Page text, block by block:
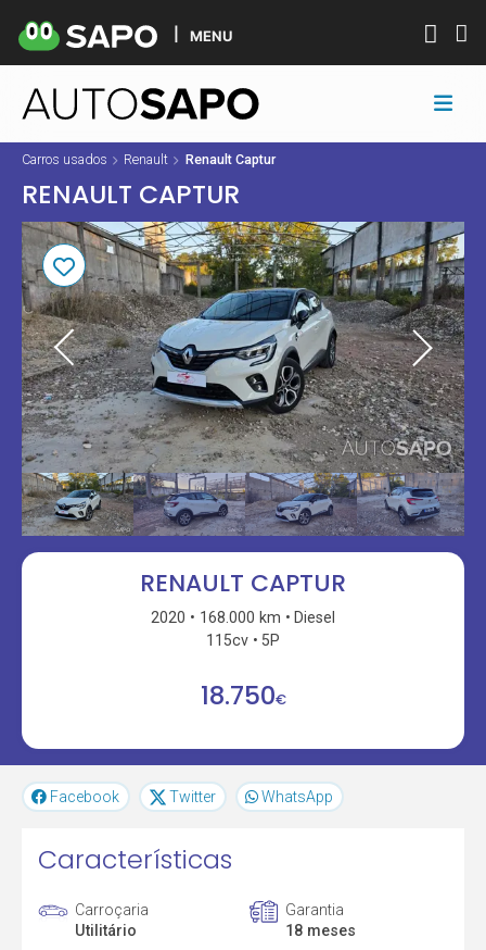
MENU
Carros usados Renault Renault Captur
RENAULT CAPTUR
RENAULT CAPTUR
2020 168.000 km
Diesel
115cv
5P
18.750€
Facebook Twitter WhatsApp
Características
Carroçaria
Utilitário
Garantia
18 meses